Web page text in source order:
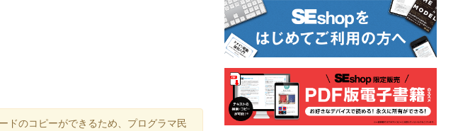
ドのコピーができるため、プログラマ民